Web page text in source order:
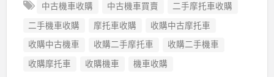
中古機車收購 中古機車買賣
二手摩托車收購
二手機車收購
摩托車收購
收購中古摩托車
收購中古機車
收購二手摩托車
收購二手機車
收購摩托車
收購機車 機車收購